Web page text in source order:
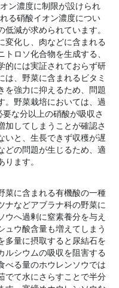
ン濃度に制限が設けられ
る硝酸イオン濃度につい
減が求められています。
変化し、肉などに含まれる
ロソ化合物を生成する、
的には実証されておらず研
は、野菜に含まれるビタミ
を強力に抑えるため、問題
。野菜栽培においては、過
な分以上の硝酸が吸収さ
加してしまうことが確認さ
いと、生長できず収穫が遅
どの問題が生じるため、適
ます。
菜に含まれる有機酸の一種
ナなどアブラナ科の野菜に
ウへ過剰に窒素養分を与え
ュウ酸含量も増えてしまう
多量に摂取すると尿結石を
ルシウムの吸収を阻害する
べる量のホウレンソウでは
でて水にさらすことで半分